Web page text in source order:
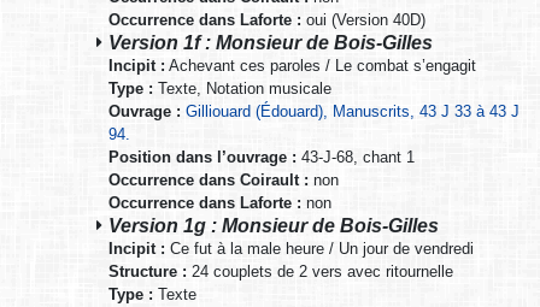
Occurrence dans Laforte : oui (Version 40D)
Version 1f : Monsieur de Bois-Gilles
Incipit : Achevant ces paroles / Le combat s’engagit
Type : Texte, Notation musicale
Ouvrage : Gilliouard (Édouard), Manuscrits, 43 J 33 à 43 J
94.
Position dans l’ouvrage : 43-J-68, chant 1
Occurrence dans Coirault : non
Occurrence dans Laforte : non
Version 1g : Monsieur de Bois-Gilles
Incipit : Ce fut à la male heure / Un jour de vendredi
Structure : 24 couplets de 2 vers avec ritournelle
Type : Texte